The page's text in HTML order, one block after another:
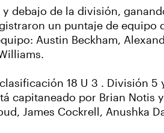
debajo de la división,
un puntaje de equipo
Austin Beckham,
18 U 3 . División
capitaneado por Brian Notis
James Cockrell, Anushka